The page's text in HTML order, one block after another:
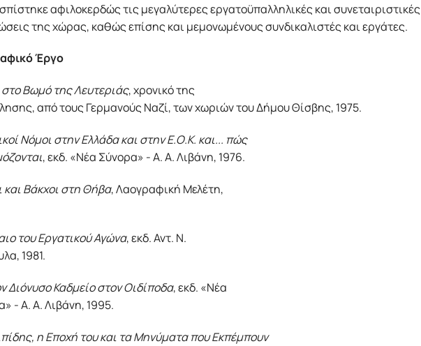
αφιλοκερδώς τις μεγαλύτερες εργατοϋπαλληλικές και συνεταιριστικές
της χώρας, καθώς επίσης και μεμονωμένους συνδικαλιστές και εργάτες.
Έργο
Βωμό της Λευτεριάς, χρονικό της
από τους Γερμανούς Ναζί, των χωριών του Δήμου Θίσβης, 1975.
Νόμοι στην Ελλάδα και στην Ε.Ο.Κ. και... πώς
, εκδ. «Νέα Σύνορα» - Α. Α. Λιβάνη, 1976.
και Βάκχοι στη Θήβα, Λαογραφική Μελέτη,
του Εργατικού Αγώνα, εκδ. Αντ. Ν.
1981.
Διόνυσο Καδμείο στον Οιδίποδα, εκδ. «Νέα
- Α. Α. Λιβάνη, 1995.
η Εποχή του και τα Μηνύματα που Εκπέμπουν